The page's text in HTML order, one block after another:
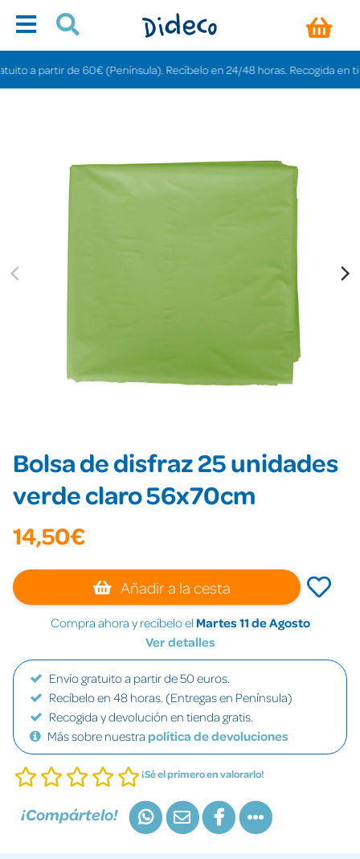
a partir de 60€ (Península). Recíbelo en 24/48 horas. Recogida en
Bolsa de disfraz 25 unidades
verde claro 56x70cm
14,50€
Añadir a la cesta
Compra ahora y recíbelo el Martes 11 de Agosto
Ver detalles
Envío gratuito a partir de 50 euros.
Recíbelo en 48 horas. (Entregas en Península)
Recogida y devolución en tienda gratis.
Más sobre nuestra política de devoluciones
¡Sé el primero en valorarlo!
¡Compártelo!